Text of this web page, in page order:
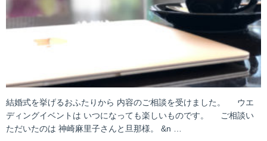
結婚式を挙げるおふたりから 内容のご相談を受けました。 ウエ
ディングイベントは いつになっても楽しいものです。 ご相談い
ただいたのは 神崎麻里子さんと旦那様。 &n …